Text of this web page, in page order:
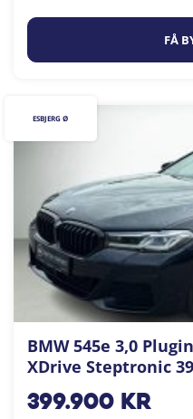
FÅ
BMW 545e 3,0
XDrive Steptronic
399.900kr
ESBJERG Ø